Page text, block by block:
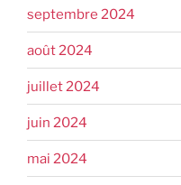
septembre 2024
août 2024
juillet 2024
juin 2024
mai 2024